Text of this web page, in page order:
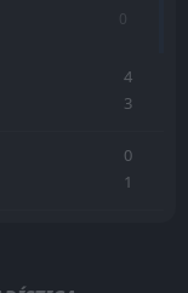
0
4
3
0
1